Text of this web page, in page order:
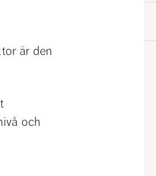
är den
och